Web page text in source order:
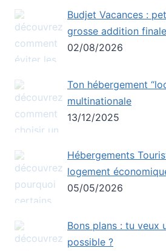
Budjet Vacances :
grosse addition finale
02/08/2026
Ton hébergement
multinationale
13/12/2025
Hébergements
logement
05/05/2026
Bons plans : tu veux
possible ?